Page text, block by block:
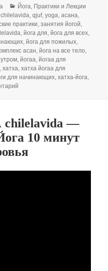
Рубрики
Йога Практики и Лекции
Метки
chilelavida ,qjuf,yoga ,асана
практики ,занятия йогой
,йога для ,йога для всех
,йога для пожилых
асан ,йога на все тело
утром ,йогаа ,йогаа для
,хатха ,хатха йогаа для
для начинающих ,хатха-йога
chilelavida —
10 минут